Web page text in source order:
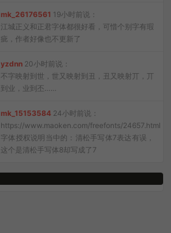
mk_26176561 19小时前说：
江城正义和正君字体都很好看，可惜个别字有瑕
疵，作者好像也不更新了
yzdnn 20小时前说：
不字映射到世，世又映射到丑，丑又映射丌，丌
到业，业到丕……
mk_15153584 24小时前说：
https://www.maoken.com/freefonts/24657.html
字体授权说明当中的：清松手写体7表达有误，
这个是清松手写体8却写成了7